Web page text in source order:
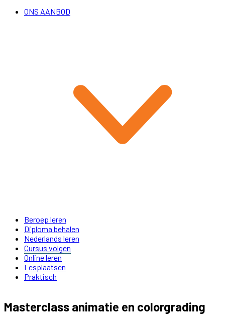
ONS AANBOD
Beroep leren
Diploma behalen
Nederlands leren
Cursus volgen
Online leren
Lesplaatsen
Praktisch
Masterclass animatie en colorgrading